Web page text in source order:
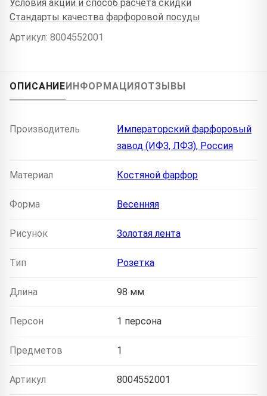
Условия акции и способ расчёта скидки
Стандарты качества фарфоровой посуды
Артикул: 8004552001
ОПИСАНИЕИНФОРМАЦИЯОТЗЫВЫ
Производитель
Императорский фарфоровый
завод (ИФЗ, ЛФЗ), Россия
Материал Костяной фарфор
Форма Весенняя
Рисунок Золотая лента
Тип Розетка
Длина 98 мм
Персон 1 персона
Предметов 1
Артикул 8004552001